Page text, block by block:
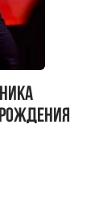
рождения